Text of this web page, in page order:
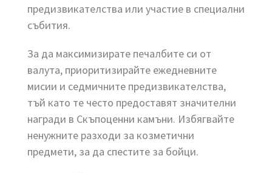
предизвикателства или участие в специални
събития.
За да максимизирате печалбите си от
валута, приоритизирайте ежедневните
мисии и седмичните предизвикателства,
тъй като те често предоставят значителни
награди в Скъпоценни камъни. Избягвайте
ненужните разходи за козметични
предмети, за да спестите за бойци.